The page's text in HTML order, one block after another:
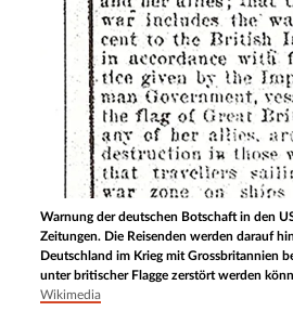
Warnung der deutschen Botschaft in den
Zeitungen. Die Reisenden werden darauf
Deutschland im Krieg mit Grossbritannien
unter britischer Flagge zerstört werden
Wikimedia